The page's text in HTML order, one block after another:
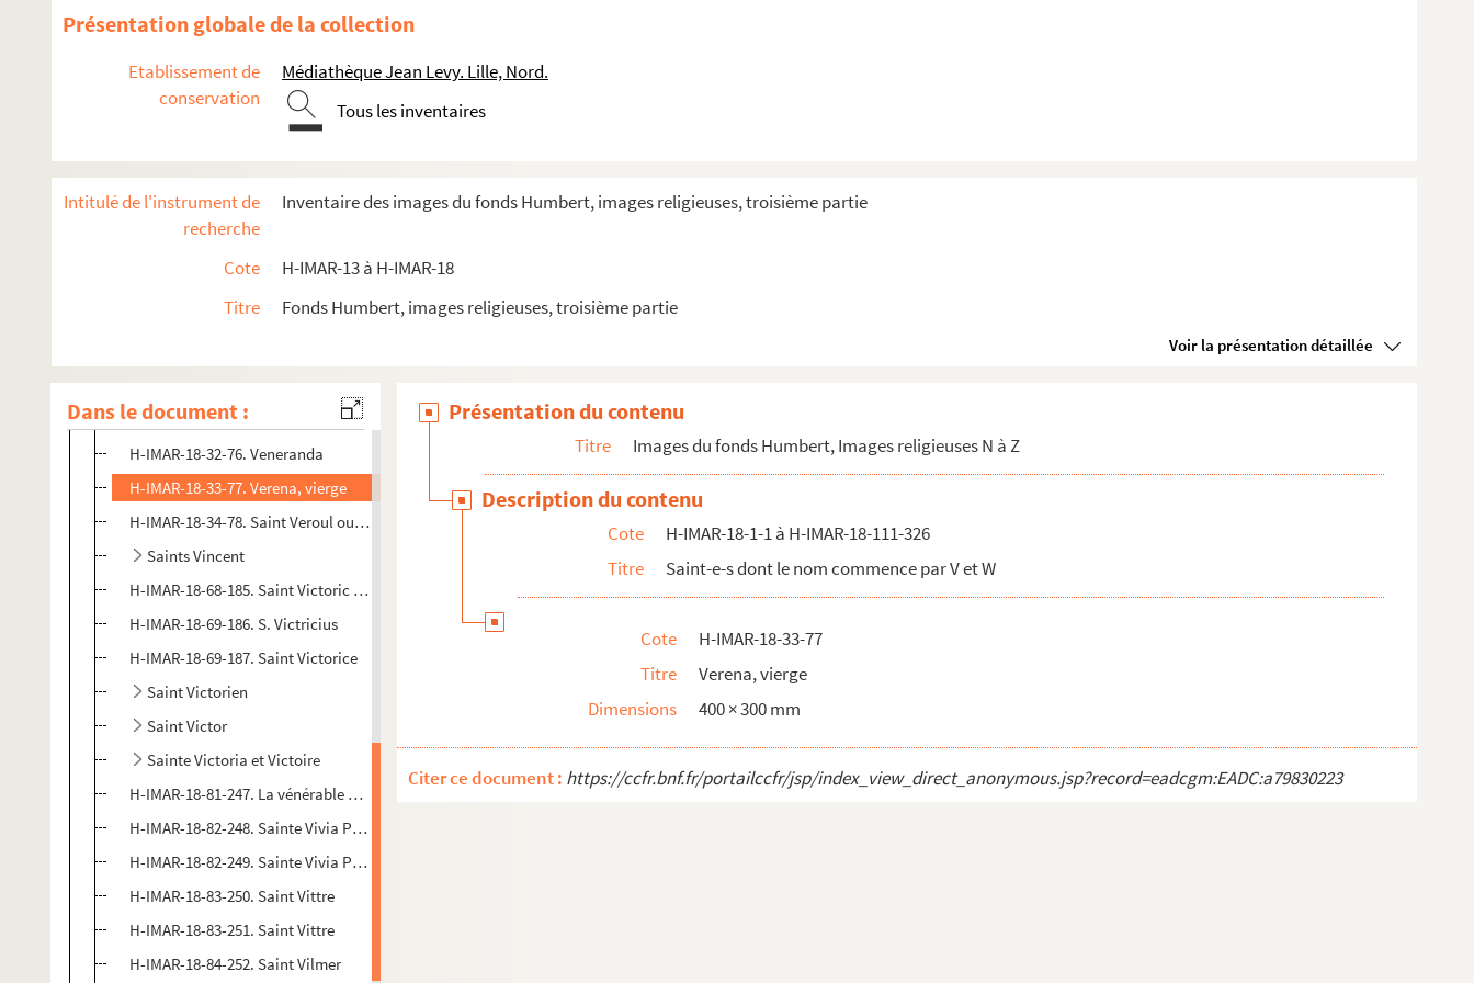
Présentation globale de la collection
Etablissement de
conservation
Médiathèque Jean Levy. Lille, Nord.
Tous les inventaires
Intitulé de l'instrument de
recherche
Inventaire des images du fonds Humbert, images religieuses, troisième partie
Cote
H-IMAR-13 à H-IMAR-18
Titre
Fonds Humbert, images religieuses, troisième partie
Voir la présentation détaillée
Dans le document :
Saint Valerianus, saint Valeroye, saint Vatfroye, saint Valère
H-IMAR-18-13-29. Saint Valery, berger, apôtre et moine, Valericus abn Valerie mar
H-IMAR-18-13-30. Saint Valery, berger, apôtre et moine, Valericus abn Valerie mar
H-IMAR-18-20-44. Venanijus - Venanli mar - S. Warburga
H-IMAR-18-20-45. Venanijus - Venanli mar - S. Warburga
H-IMAR-18-30-72. Saint Veredeme
H-IMAR-18-31-74. Veronus
H-IMAR-18-32-75. Veran, évêque
H-IMAR-18-32-76. Veneranda
H-IMAR-18-33-77. Verena, vierge
H-IMAR-18-34-78. Saint Veroul ou Vorles, curé de Marcenay
Saints Vincent
H-IMAR-18-68-185. Saint Victoric et saint Fuscien, apôtre de la Morinie
H-IMAR-18-69-186. S. Victricius
H-IMAR-18-69-187. Saint Victorice
Saint Victorien
Saint Victor
Sainte Victoria et Victoire
H-IMAR-18-81-247. La vénérable Mater de Villasimplis Hispana
H-IMAR-18-82-248. Sainte Vivia Perpetua
H-IMAR-18-82-249. Sainte Vivia Perpetua
H-IMAR-18-83-250. Saint Vittre
H-IMAR-18-83-251. Saint Vittre
H-IMAR-18-84-252. Saint Vilmer
Présentation du contenu
Titre Images du fonds Humbert, Images religieuses N à Z
Description du contenu
Cote
H-IMAR-18-1-1 à H-IMAR-18-111-326
Titre
Saint-e-s dont le nom commence par V et W
Cote
H-IMAR-18-33-77
Titre
Verena, vierge
Dimensions
400 × 300 mm
Citer ce document : https://ccfr.bnf.fr/portailccfr/jsp/index_view_direct_anonymous.jsp?record=eadcgm:EADC:a79830223